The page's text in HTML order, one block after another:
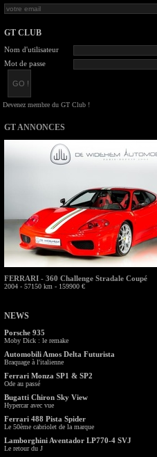
GT CLUB
Nom d'utilisateur
Mot de passe
GT ANNONCES
FERRARI - 360 Challenge Stradale Coupé
2004 - 57150 km - 159900 €
NEWS
Porsche 935
Moby Dick : le remake
Automobili Amos Delta Futurista
Braquage à l'italienne
Ferrari Monza SP1 & SP2
Ode au passé
Bugatti Chiron Sky View
Hypercar avec vue
Ferrari 488 Pista Spider
Le 50ème cabriolet de la marque
Lamborghini Aventador LP770-4 SVJ
Le retour du J